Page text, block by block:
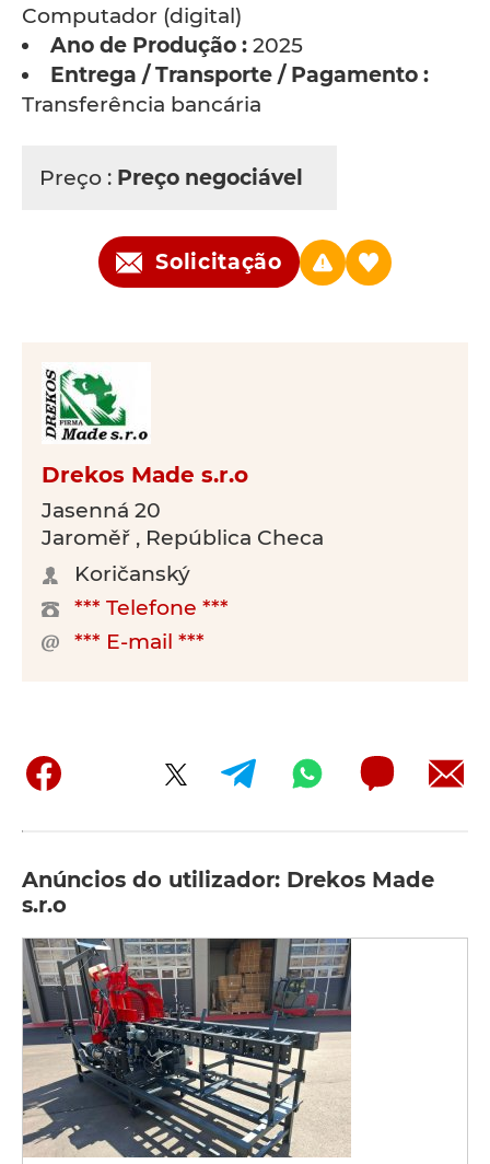
Computador (digital)
Ano de Produção : 2025
Entrega / Transporte / Pagamento :
Transferência bancária
Preço : Preço negociável
Solicitação
Drekos Made s.r.o
Jasenná 20
Jaroměř , República Checa
Koričanský
*** Telefone ***
*** E-mail ***
Anúncios do utilizador: Drekos Made
s.r.o